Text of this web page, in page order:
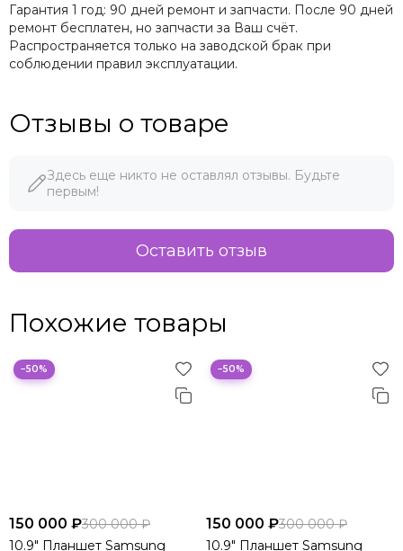
Гарантия 1 год: 90 дней ремонт и запчасти. После 90 дней
ремонт бесплатен, но запчасти за Ваш счёт.
Распространяется только на заводской брак при
соблюдении правил эксплуатации.
Отзывы о товаре
Здесь еще никто не оставлял отзывы. Будьте
первым!
Оставить отзыв
Похожие товары
−50%
150 000 ₽300 000 ₽
10.9" Планшет Samsung
−50%
150 000 ₽300 000 ₽
10.9" Планшет Samsung